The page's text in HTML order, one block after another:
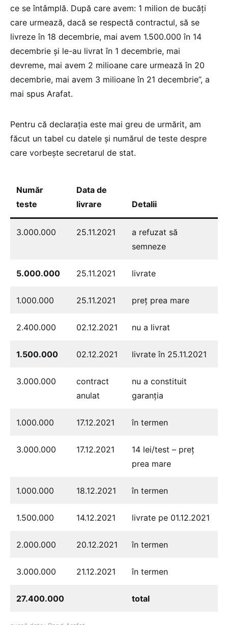
ce se întâmplă. După care avem: 1 milion de bucăţi
care urmează, dacă se respectă contractul, să se
livreze în 18 decembrie, mai avem 1.500.000 în 14
decembrie şi le-au livrat în 1 decembrie, mai
devreme, mai avem 2 milioane care urmează în 20
decembrie, mai avem 3 milioane în 21 decembrie”, a
mai spus Arafat.
Pentru că declarația este mai greu de urmărit, am
făcut un tabel cu datele și numărul de teste despre
care vorbește secretarul de stat.
Număr
teste
Data de
livrare
Detalii
3.000.000 25.11.2021
a refuzat să
semneze
5.000.000 25.11.2021 livrate
1.000.000 25.11.2021 preț prea mare
2.400.000 02.12.2021 nu a livrat
1.500.000 02.12.2021 livrate în 25.11.2021
3.000.000
contract
anulat
nu a constituit
garanția
1.000.000 17.12.2021 în termen
3.000.000 17.12.2021
14 lei/test – preț
prea mare
1.000.000 18.12.2021 în termen
1.500.000 14.12.2021 livrate pe 01.12.2021
2.000.000 20.12.2021 în termen
3.000.000 21.12.2021 în termen
27.400.000 total